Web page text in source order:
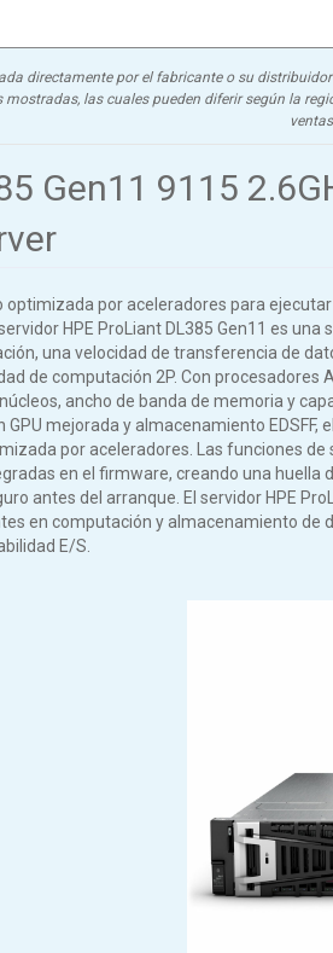
directamente por el fabricante o su
las cuales pueden diferir según la
Gen11 9115
optimizada por aceleradores para
HPE ProLiant DL385 Gen11 es una
una velocidad de transferencia de
de computación 2P. Con procesadores
ancho de banda de memoria y
mejorada y almacenamiento EDSFF,
por aceleradores. Las funciones
en el firmware, creando una huella
antes del arranque. El servidor HPE
en computación y almacenamiento de
E/S.